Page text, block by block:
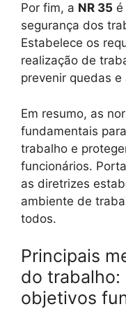
Por fim, a NR 35
segurança dos
Estabelece os
realização de
prevenir quedas
Em resumo, as
fundamentais
trabalho e
funcionários.
as diretrizes
ambiente de
todos.
Principais
do trabalho:
objetivos